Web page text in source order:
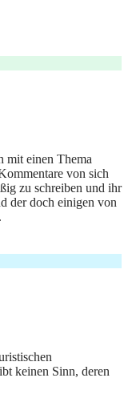
mit einen Thema
von sich
zu schreiben und ihr
der doch einigen von
keinen Sinn, deren